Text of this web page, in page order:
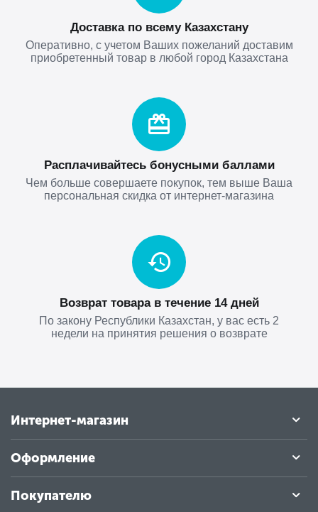
Доставка по всему Казахстану
Оперативно, с учетом Ваших пожеланий доставим
приобретенный товар в любой город Казахстана
Расплачивайтесь бонусными баллами
Чем больше совершаете покупок, тем выше Ваша
персональная скидка от интернет-магазина
Возврат товара в течение 14 дней
По закону Республики Казахстан, у вас есть 2
недели на принятия решения о возврате
Интернет-магазин
Оформление
Покупателю